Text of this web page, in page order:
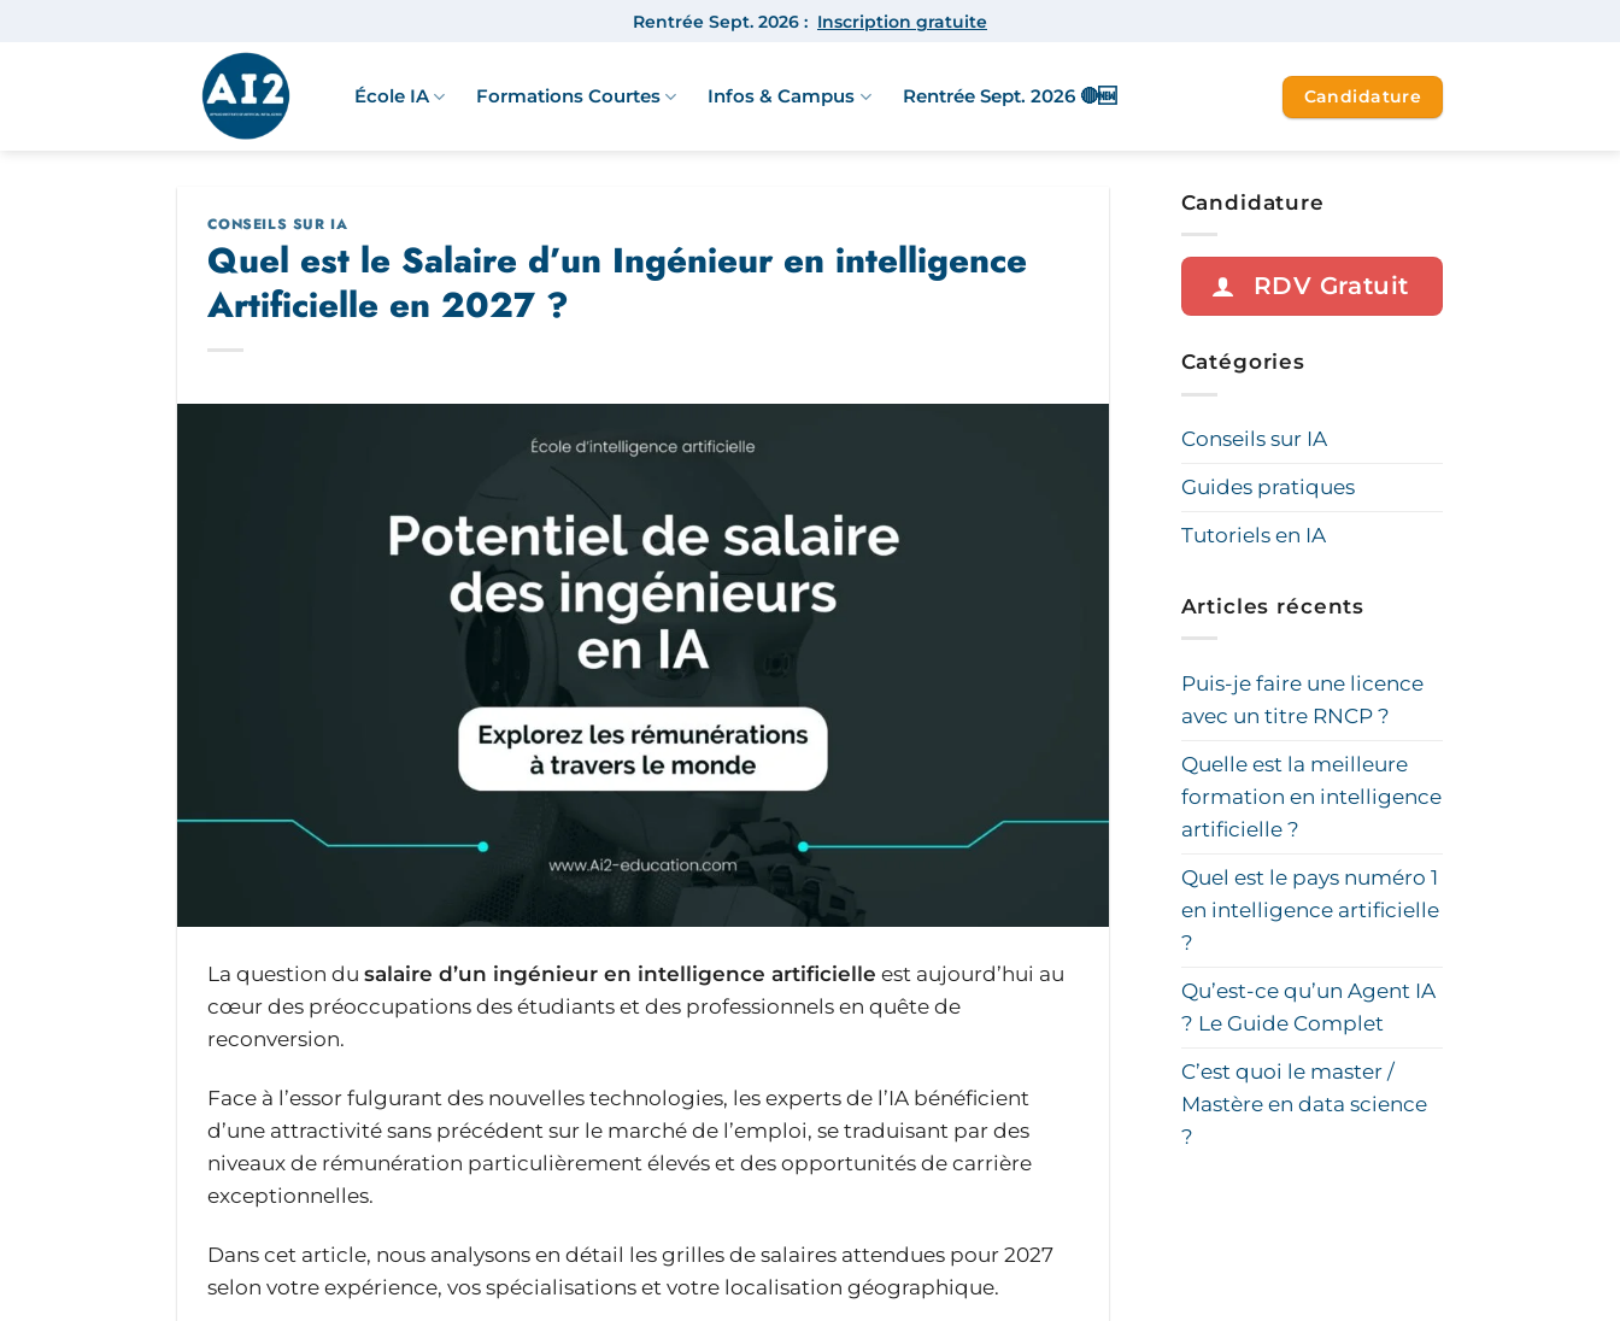
Rentrée Sept. 2026 : Inscription gratuite
École IA Formations Courtes Infos & Campus Rentrée Sept. 2026 🔴🆕 Candidature
CONSEILS SUR IA
Quel est le Salaire d’un Ingénieur en intelligence
Artificielle en 2027 ?
La question dusalaire d’un ingénieur en intelligence artificielle est aujourd’hui au
cœur des préoccupations des étudiants et des professionnels en quête de
reconversion.
Face à l’essor fulgurant des nouvelles technologies, les experts de l’IA bénéficient
d’une attractivité sans précédent sur le marché de l’emploi, se traduisant par des
niveaux de rémunération particulièrement élevés et des opportunités de carrière
exceptionnelles.
Dans cet article, nous analysons en détail les grilles de salaires attendues pour 2027
selon votre expérience, vos spécialisations et votre localisation géographique.
Candidature
RDV Gratuit
Catégories
Conseils sur IA
Guides pratiques
Tutoriels en IA
Articles récents
Puis-je faire une licence
avec un titre RNCP ?
Quelle est la meilleure
formation en intelligence
artificielle ?
Quel est le pays numéro 1
en intelligence artificielle
?
Qu’est-ce qu’un Agent IA
? Le Guide Complet
C’est quoi le master /
Mastère en data science
?